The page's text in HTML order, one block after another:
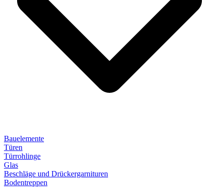
Bauelemente
Türen
Türrohlinge
Glas
Beschläge und Drückergarnituren
Bodentreppen